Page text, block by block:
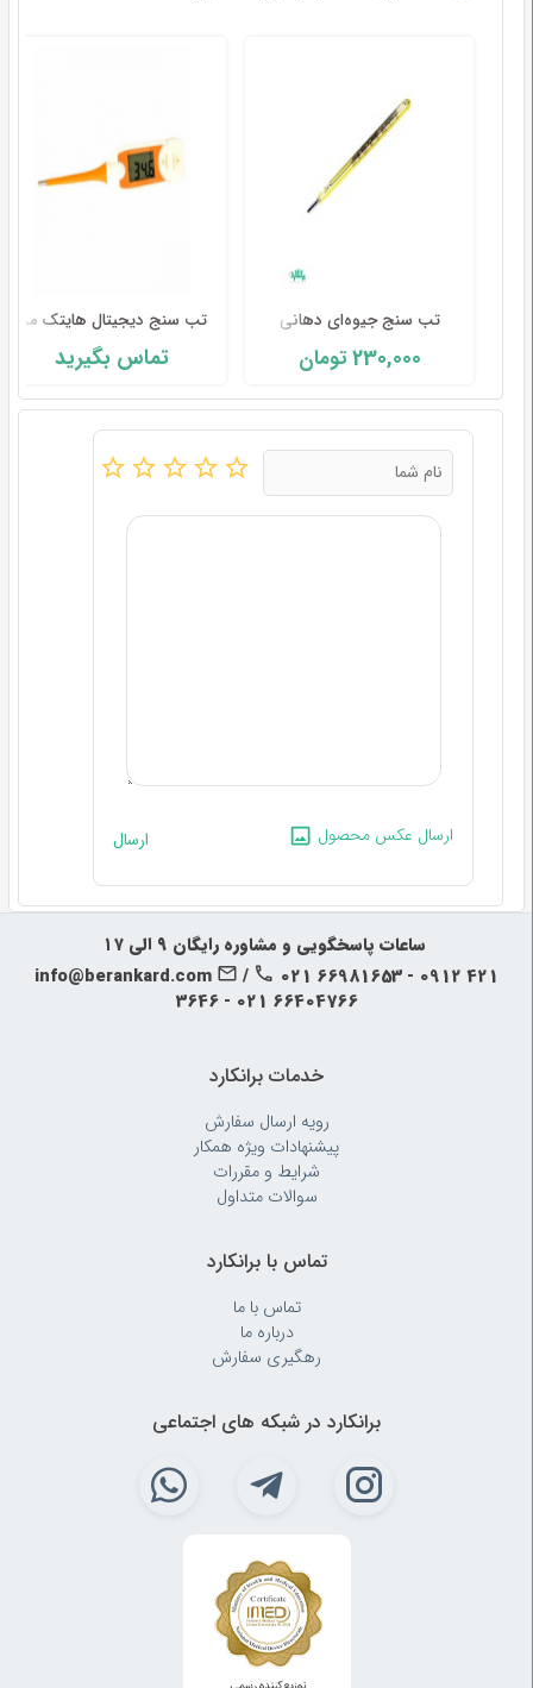
تب سنج جیوه‌ای دهانی
230,000تومان
تب سنج دیجیتال هایتک مدل 05KFT
تماس بگیرید
ارسال عکس محصول ارسال
‍‍ ساعات پاسخگویی و مشاوره رایگان ۹ الی ۱۷
info@berankard.com
/
021 66981653 - 0912 421
3646 - 021 66404766
خدمات برانکارد
رویه‌ ارسال سفارش
پیشنهادات ویژه همکار
شرایط و مقررات
سوالات متداول
تماس با برانکارد
تماس با ما
درباره ما
رهگیری سفارش
برانکارد در شبکه های اجتماعی